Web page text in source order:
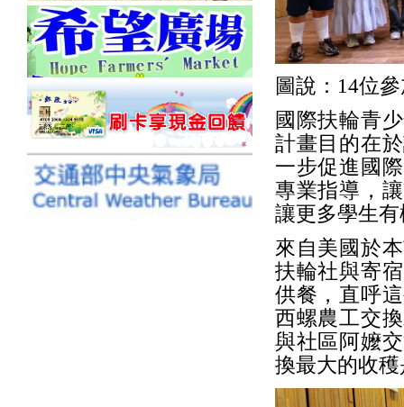
圖說：14位
國際扶輪青
計畫目的在
一步促進國
專業指導，
讓更多學生
來自美國於
扶輪社與寄
供餐，直呼
西螺農工交
與社區阿嬤
換最大的收